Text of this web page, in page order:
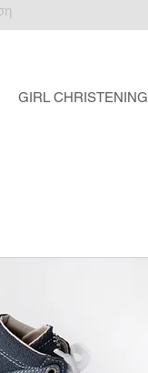
GIRL CHRISTENING